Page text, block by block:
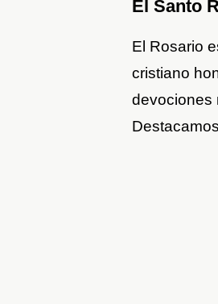
El Santo
El Rosario
cristiano
devociones